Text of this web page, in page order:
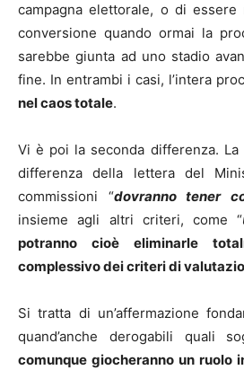
campagna elettorale, o di
conversione quando ormai la
sarebbe giunta ad uno stadio
fine. In entrambi i casi, l’intera
nel caos totale.
Vi è poi la seconda differenza. La
differenza della lettera del
commissioni “dovranno tener
insieme agli altri criteri, come “
potranno cioè eliminarle
complessivo dei criteri di
Si tratta di un’affermazione
quand’anche derogabili quali
comunque giocheranno un ruolo